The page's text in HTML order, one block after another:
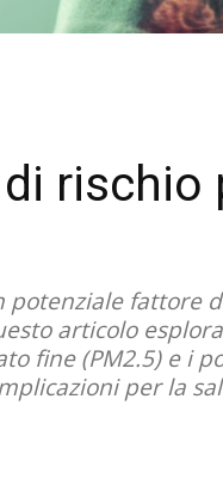
rischio
fattore
articolo
fine (PM2.5) e i
per la